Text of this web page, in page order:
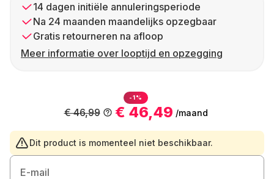
14 dagen initiële annuleringsperiode
Na 24 maanden maandelijks opzegbaar
Gratis retourneren na afloop
Meer informatie over looptijd en opzegging
-1%
€ 46,49 /maand
€ 46,99
Dit product is momenteel niet beschikbaar.
E-mail